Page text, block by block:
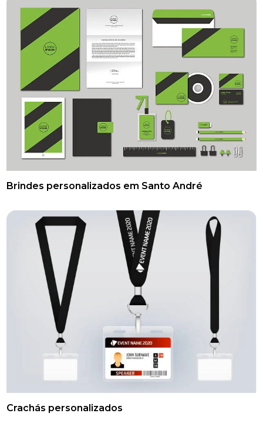
Brindes personalizados em Santo André
Crachás personalizados